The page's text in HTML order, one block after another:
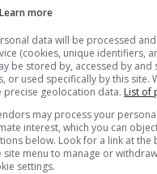
nonostante la
era importante e
dare vita a
Un regalo per per
famoso maghetto di
la sua mancanza.
Learn more
data will be processed
(cookies, unique identifiers,
be stored by, accessed by and
or used specifically by this site.
precise geolocation data. List of
may process your
interest, which you can
below. Look for a link at the
site menu to manage or
settings.